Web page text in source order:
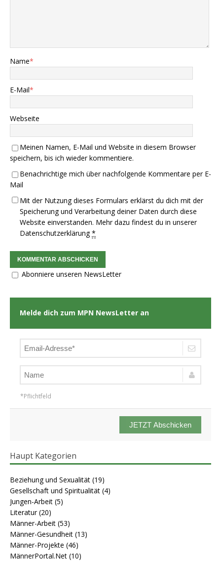
Name*
E-Mail*
Webseite
Meinen Namen, E-Mail und Website in diesem Browser
speichern, bis ich wieder kommentiere.
Benachrichtige mich über nachfolgende Kommentare per E-
Mail
Mit der Nutzung dieses Formulars erklärst du dich mit der
Speicherung und Verarbeitung deiner Daten durch diese
Website einverstanden. Mehr dazu findest du in unserer
Datenschutzerklärung *
Abonniere unseren NewsLetter
Melde dich zum MPN NewsLetter an
*Pflichtfeld
JETZT Abschicken
Haupt Kategorien
Beziehung und Sexualität (19)
Gesellschaft und Spiritualität (4)
Jungen-Arbeit (5)
Literatur(20)
Männer-Arbeit (53)
Männer-Gesundheit (13)
Männer-Projekte (46)
MännerPortal.Net (10)